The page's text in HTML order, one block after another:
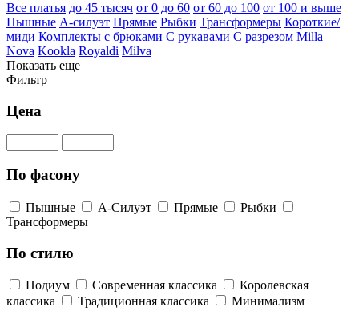
Все платья до 45 тысяч от 0 до 60 от 60 до 100 от 100 и выше
Пышные А-силуэт Прямые Рыбки Трансформеры Короткие/
миди Комплекты с брюками С рукавами С разрезом Milla
Nova Kookla Royaldi Milva
Показать еще
Фильтр
Цена
По фасону
Пышные А-Силуэт Прямые
Рыбки
Трансформеры
По стилю
Подиум Современная классика
Королевская
классика
Традиционная классика Минимализм